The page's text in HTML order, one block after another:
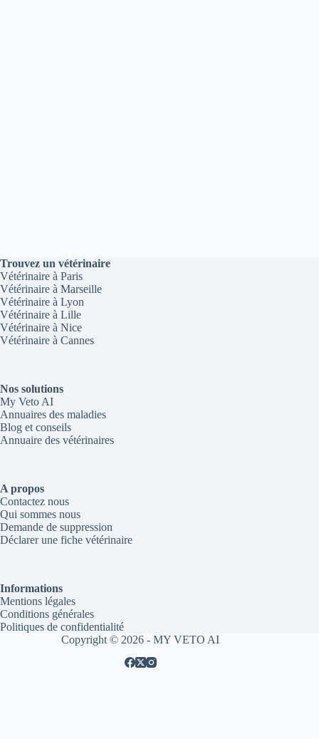
Trouvez un vétérinaire
Vétérinaire à Paris
Vétérinaire à Marseille
Vétérinaire à Lyon
Vétérinaire à Lille
Vétérinaire à Nice
Vétérinaire à Cannes
Nos solutions
My Veto AI
Annuaires des maladies
Blog et conseils
Annuaire des vétérinaires
A propos
Contactez nous
Qui sommes nous
Demande de suppression
Déclarer une fiche vétérinaire
Informations
Mentions légales
Conditions générales
Politiques de confidentialité
Copyright © 2026 - MY VETO AI